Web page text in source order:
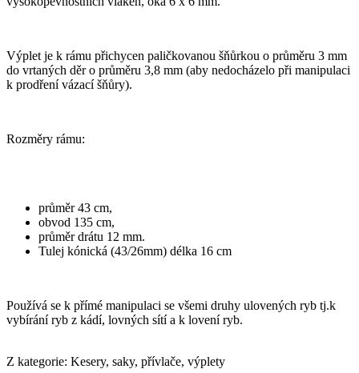
Výplet je k rámu přichycen paličkovanou šňůrkou o průměru 3 mm
do vrtaných děr o průměru 3,8 mm (aby nedocházelo při manipulaci
k prodření vázací šňůry).
Rozměry rámu:
průměr 43 cm,
obvod 135 cm,
průměr drátu 12 mm.
Tulej kónická (43/26mm) délka 16 cm
Používá se k přímé manipulaci se všemi druhy ulovených ryb tj.k
vybírání ryb z kádí, lovných sítí a k lovení ryb.
Z kategorie: Kesery, saky, přívlače, výplety